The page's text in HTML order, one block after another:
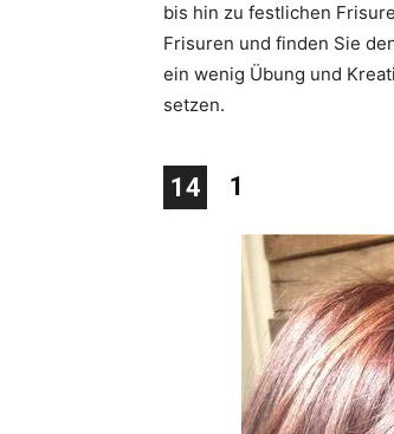
bis hin zu festlichen
Frisuren und finden Sie
ein wenig Übung und
setzen.
14 1